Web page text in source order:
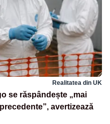
Realitatea din UK
se răspândește „mai
avertizează